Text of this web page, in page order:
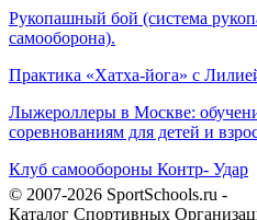
Рукопашный бой (система
самооборона).
Практика «Хатха-йога» с
Лыжероллеры в Москве:
соревнованиям для детей и
Клуб самообороны Контр- Удар
© 2007-2026 SportSchools.ru -
Каталог Спортивных